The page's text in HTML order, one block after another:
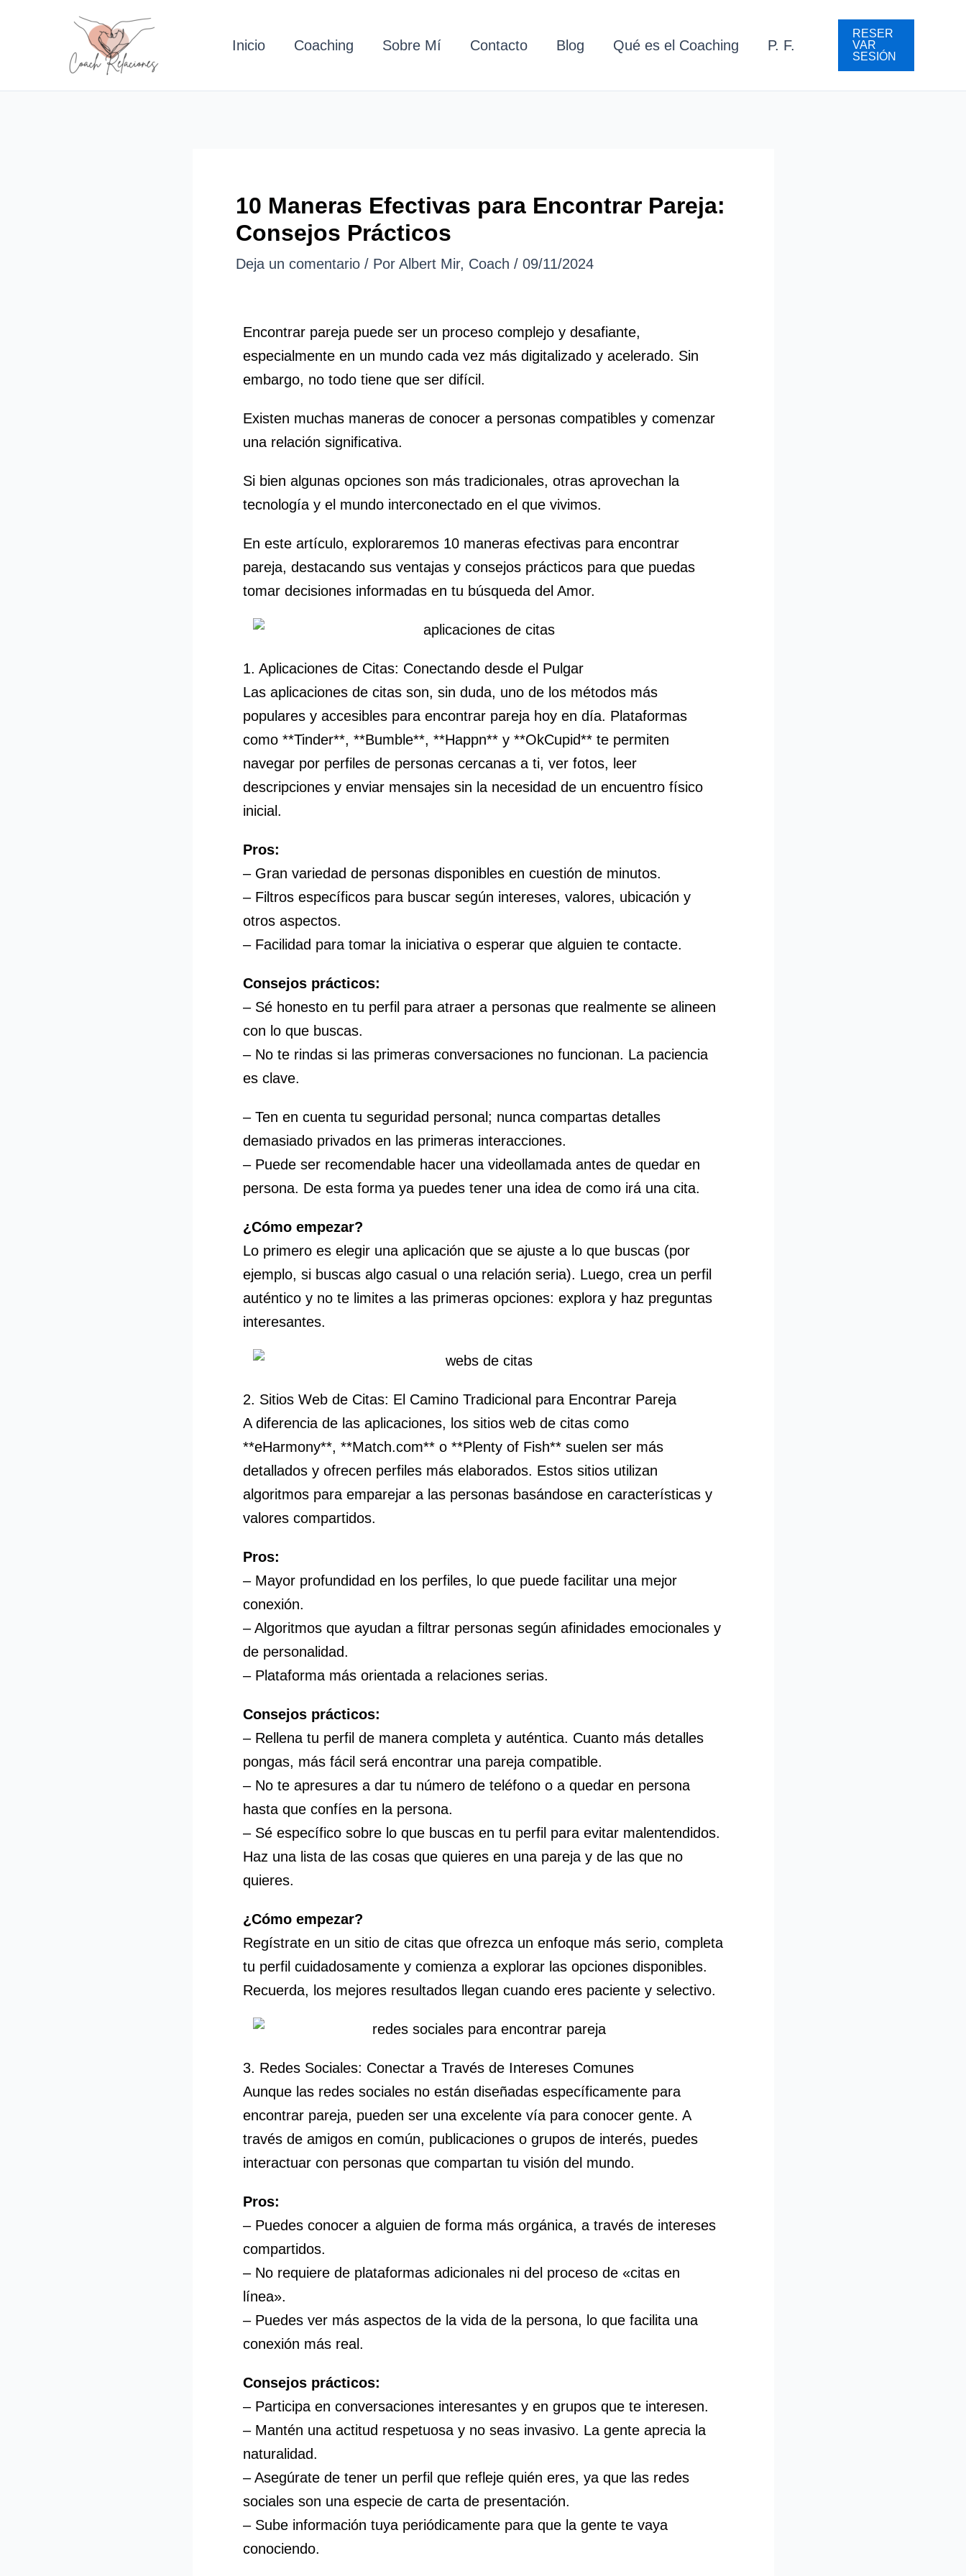
Inicio Coaching Sobre Mí Contacto Blog Qué es el Coaching P. F.
RESER
VAR
SESIÓN
10 Maneras Efectivas para Encontrar Pareja:
Consejos Prácticos
Deja un comentario / Por Albert Mir, Coach / 09/11/2024
Encontrar pareja puede ser un proceso complejo y desafiante,
especialmente en un mundo cada vez más digitalizado y acelerado. Sin
embargo, no todo tiene que ser difícil.
Existen muchas maneras de conocer a personas compatibles y comenzar
una relación significativa.
Si bien algunas opciones son más tradicionales, otras aprovechan la
tecnología y el mundo interconectado en el que vivimos.
En este artículo, exploraremos 10 maneras efectivas para encontrar
pareja, destacando sus ventajas y consejos prácticos para que puedas
tomar decisiones informadas en tu búsqueda del Amor.
1. Aplicaciones de Citas: Conectando desde el Pulgar
Las aplicaciones de citas son, sin duda, uno de los métodos más
populares y accesibles para encontrar pareja hoy en día. Plataformas
como **Tinder**, **Bumble**, **Happn** y **OkCupid** te permiten
navegar por perfiles de personas cercanas a ti, ver fotos, leer
descripciones y enviar mensajes sin la necesidad de un encuentro físico
inicial.
Pros:
– Gran variedad de personas disponibles en cuestión de minutos.
– Filtros específicos para buscar según intereses, valores, ubicación y
otros aspectos.
– Facilidad para tomar la iniciativa o esperar que alguien te contacte.
Consejos prácticos:
– Sé honesto en tu perfil para atraer a personas que realmente se alineen
con lo que buscas.
– No te rindas si las primeras conversaciones no funcionan. La paciencia
es clave.
– Ten en cuenta tu seguridad personal; nunca compartas detalles
demasiado privados en las primeras interacciones.
– Puede ser recomendable hacer una videollamada antes de quedar en
persona. De esta forma ya puedes tener una idea de como irá una cita.
¿Cómo empezar?
Lo primero es elegir una aplicación que se ajuste a lo que buscas (por
ejemplo, si buscas algo casual o una relación seria). Luego, crea un perfil
auténtico y no te limites a las primeras opciones: explora y haz preguntas
interesantes.
2. Sitios Web de Citas: El Camino Tradicional para Encontrar Pareja
A diferencia de las aplicaciones, los sitios web de citas como
**eHarmony**, **Match.com** o **Plenty of Fish** suelen ser más
detallados y ofrecen perfiles más elaborados. Estos sitios utilizan
algoritmos para emparejar a las personas basándose en características y
valores compartidos.
Pros:
– Mayor profundidad en los perfiles, lo que puede facilitar una mejor
conexión.
– Algoritmos que ayudan a filtrar personas según afinidades emocionales y
de personalidad.
– Plataforma más orientada a relaciones serias.
Consejos prácticos:
– Rellena tu perfil de manera completa y auténtica. Cuanto más detalles
pongas, más fácil será encontrar una pareja compatible.
– No te apresures a dar tu número de teléfono o a quedar en persona
hasta que confíes en la persona.
– Sé específico sobre lo que buscas en tu perfil para evitar malentendidos.
Haz una lista de las cosas que quieres en una pareja y de las que no
quieres.
¿Cómo empezar?
Regístrate en un sitio de citas que ofrezca un enfoque más serio, completa
tu perfil cuidadosamente y comienza a explorar las opciones disponibles.
Recuerda, los mejores resultados llegan cuando eres paciente y selectivo.
3. Redes Sociales: Conectar a Través de Intereses Comunes
Aunque las redes sociales no están diseñadas específicamente para
encontrar pareja, pueden ser una excelente vía para conocer gente. A
través de amigos en común, publicaciones o grupos de interés, puedes
interactuar con personas que compartan tu visión del mundo.
Pros:
– Puedes conocer a alguien de forma más orgánica, a través de intereses
compartidos.
– No requiere de plataformas adicionales ni del proceso de «citas en
línea».
– Puedes ver más aspectos de la vida de la persona, lo que facilita una
conexión más real.
Consejos prácticos:
– Participa en conversaciones interesantes y en grupos que te interesen.
– Mantén una actitud respetuosa y no seas invasivo. La gente aprecia la
naturalidad.
– Asegúrate de tener un perfil que refleje quién eres, ya que las redes
sociales son una especie de carta de presentación.
– Sube información tuya periódicamente para que la gente te vaya
conociendo.